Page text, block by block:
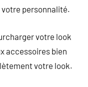
personnalité.
votre look
accessoires bien
votre look.